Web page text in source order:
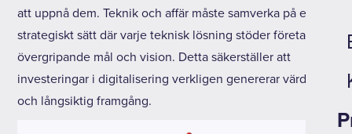
att uppnå dem. Teknik och affär måste samverka på ett
strategiskt sätt där varje teknisk lösning stöder företagets
övergripande mål och vision. Detta säkerställer att
investeringar i digitalisering verkligen genererar värde
och långsiktig framgång.